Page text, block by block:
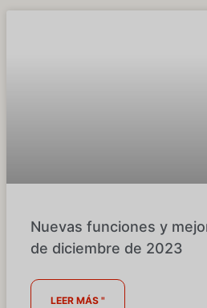
Nuevas funciones y
de diciembre de 2023
LEER MÁS "